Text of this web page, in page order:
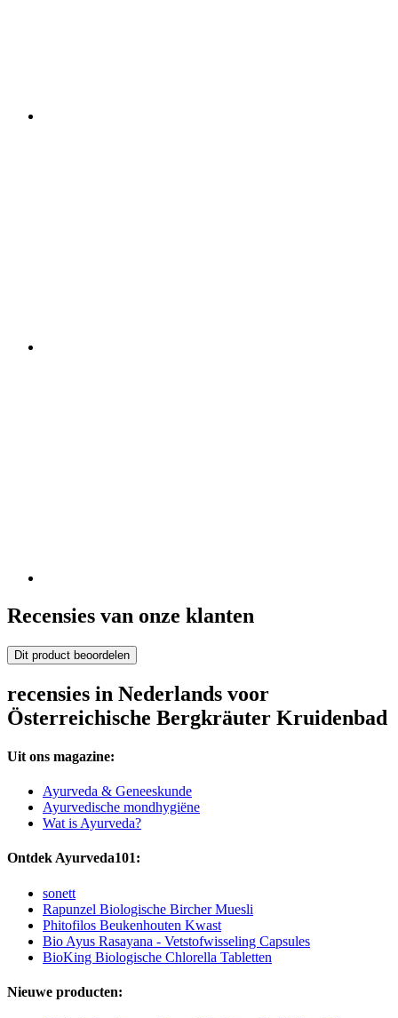
Recensies van onze klanten
Dit product beoordelen
recensies in Nederlands voor
Österreichische Bergkräuter Kruidenbad
Uit ons magazine:
Ayurveda & Geneeskunde
Ayurvedische mondhygiëne
Wat is Ayurveda?
Ontdek Ayurveda101:
sonett
Rapunzel Biologische Bircher Muesli
Phitofilos Beukenhouten Kwast
Bio Ayus Rasayana - Vetstofwisseling Capsules
BioKing Biologische Chlorella Tabletten
Nieuwe producten: